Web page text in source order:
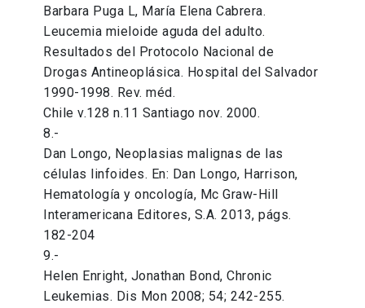
Barbara Puga L, María Elena Cabrera.
Leucemia mieloide aguda del adulto.
Resultados del Protocolo Nacional de
Drogas Antineoplásica. Hospital del Salvador
1990-1998. Rev. méd.
Chile v.128 n.11 Santiago nov. 2000.
8.-
Dan Longo, Neoplasias malignas de las
células linfoides. En: Dan Longo, Harrison,
Hematología y oncología, Mc Graw-Hill
Interamericana Editores, S.A. 2013, págs.
182-204
9.-
Helen Enright, Jonathan Bond, Chronic
Leukemias. Dis Mon 2008; 54; 242-255.